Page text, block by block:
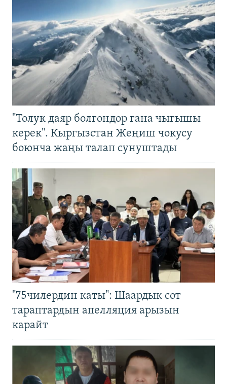
"Толук даяр болгондор гана чыгышы
керек". Кыргызстан Жеңиш чокусу
боюнча жаңы талап сунуштады
"75чилердин каты": Шаардык сот
тараптардын апелляция арызын
карайт